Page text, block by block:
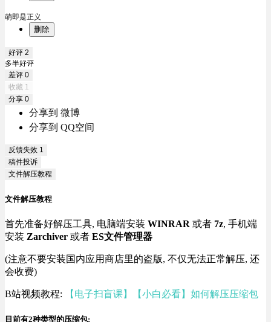
萌即是正义
删除
好评 2
多半好评
差评 0
收藏 1
分享 0
分享到 微博
分享到 QQ空间
反馈失效 1
稿件投诉
文件解压教程
文件解压教程
首先准备好解压工具, 电脑端安装 WINRAR 或者 7z, 手机端
安装 Zarchiver 或者 ES文件管理器
(注意不要安装国内应用商店里的盗版, 不仅无法正常解压, 还
会收费)
B站视频教程: 【电子扫盲课】【小白必看】如何解压压缩包
目前有2种类型的压缩包: